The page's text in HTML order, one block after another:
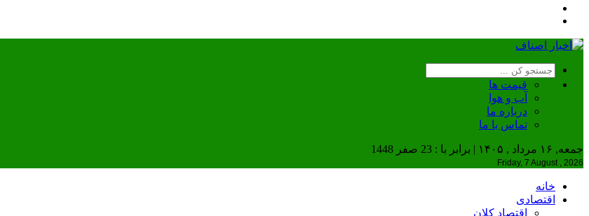
قیمت ها
آب و هوا
درباره ما
تماس با ما
جمعه, ۱۶ مرداد , ۱۴۰۵ | برابر با : 23 صفر 1448
Friday, 7 August , 2026
خانه
اقتصادی
اقتصاد کلان